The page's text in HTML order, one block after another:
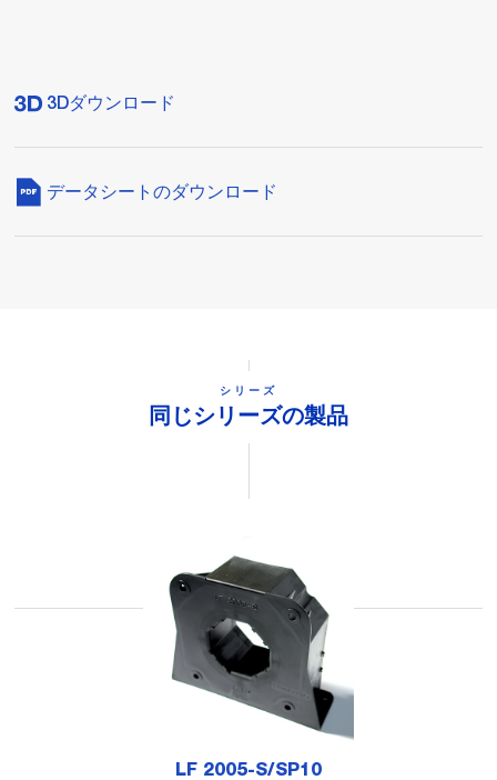
3Dダウンロード
データシートのダウンロード
シリーズ
同じシリーズの製品
LF 2005-S/SP10